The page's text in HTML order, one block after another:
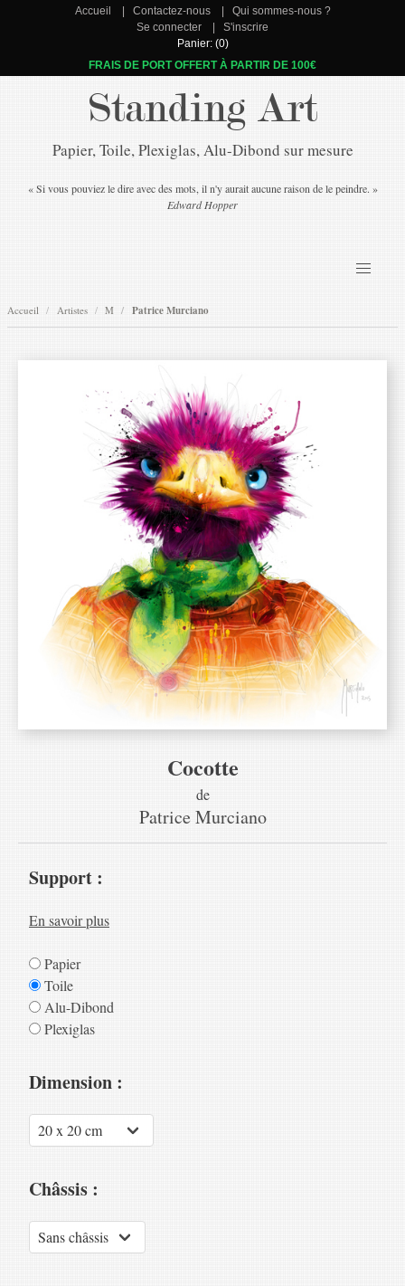
Accueil Contactez-nous
Qui sommes-nous ?
Se connecter
S'inscrire
Panier: (0)
FRAIS DE PORT OFFERT À PARTIR DE 100€
Standing Art
Papier, Toile, Plexiglas, Alu-Dibond sur mesure
« Si vous pouviez le dire avec des mots, il n'y aurait aucune raison de le peindre. »
Edward Hopper
Accueil Artistes M Patrice Murciano
Cocotte
de
Patrice Murciano
Support :
En savoir plus
Papier
Toile
Alu-Dibond
Plexiglas
Dimension :
Châssis :